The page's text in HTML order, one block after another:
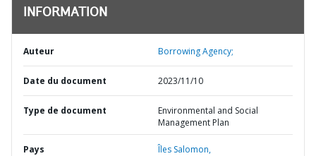
INFORMATION
Auteur Borrowing Agency;
Date du document 2023/11/10
Type de document
Environmental and Social
Management Plan
Pays Îles Salomon,